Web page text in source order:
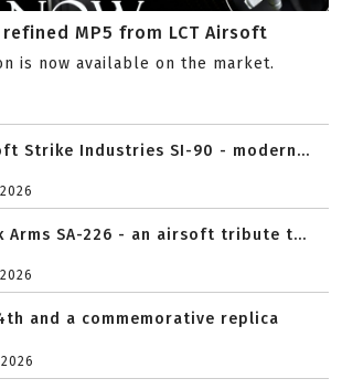
refined MP5 from LCT Airsoft
is now available on the market.
Strike Industries SI-90 - modern...
Arms SA-226 - an airsoft tribute t...
and a commemorative replica